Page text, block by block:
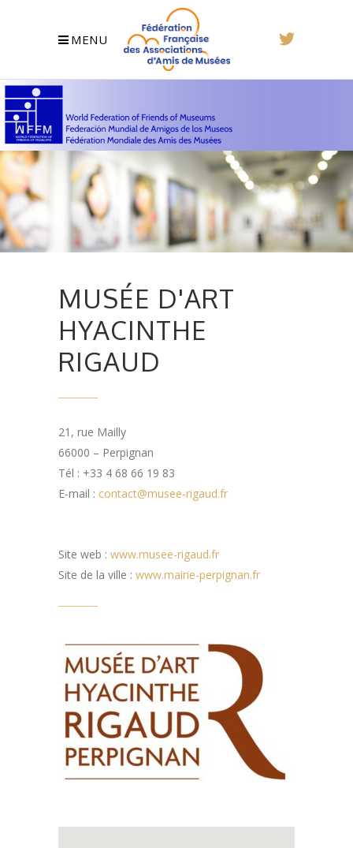
MENU
MUSÉE D'ART
HYACINTHE
RIGAUD
21, rue Mailly
66000 – Perpignan
Tél : +33 4 68 66 19 83
E-mail : contact@musee-rigaud.fr
Site web : www.musee-rigaud.fr
Site de la ville : www.mairie-perpignan.fr